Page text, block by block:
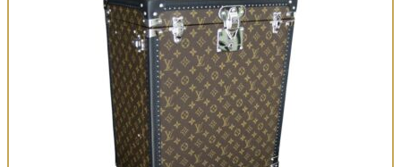
Quick View